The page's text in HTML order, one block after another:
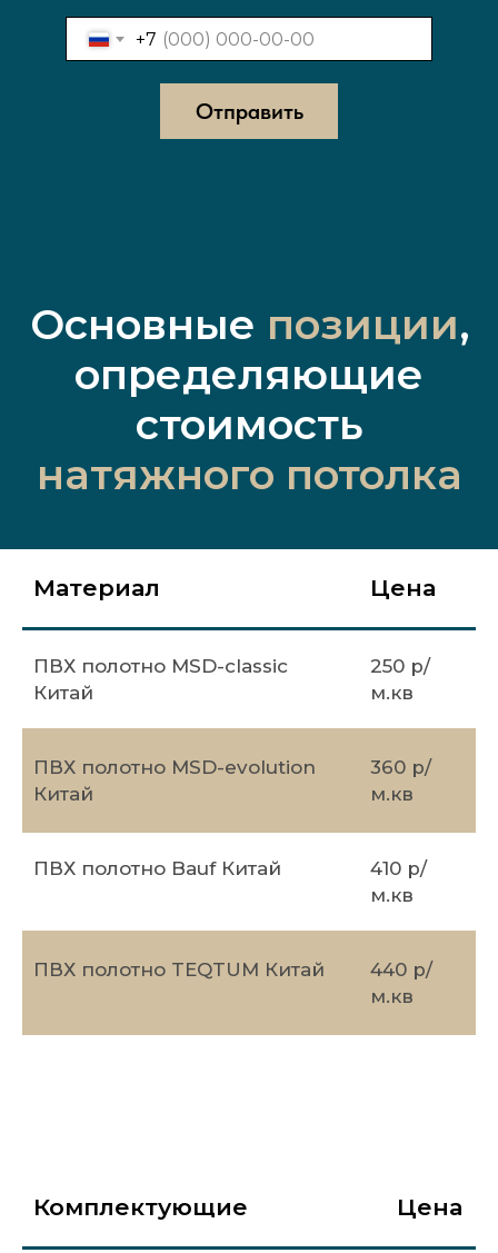
+7
Отправить
Основные позиции,
определяющие
стоимость
натяжного потолка
Материал Цена
ПВХ полотно MSD-classic
Китай
250 р/
м.кв
ПВХ полотно MSD-evolution
Китай
360 р/
м.кв
ПВХ полотно Bauf Китай
410 р/
м.кв
ПВХ полотно TEQTUM Китай
440 р/
м.кв
Комплектующие Цена